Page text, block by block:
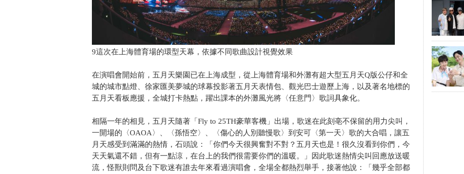
9這次在上海體育場的環型天幕，依據不同歌曲設計視覺效果
在演唱會開始前，五月天樂園已在上海成型，從上海體育場和外灘有超大型五月天Q版公仔和全
城的城市點燈、徐家匯美夢城的球幕投影著五月天表情包、觀光巴士遊歷上海，以及著名地標的
五月天看板應援，全城打卡熱點，躍出課本的外灘風光將〈任意門〉歌詞具象化。
相隔一年的相見，五月天隨著「Fly to 25TH豪華客機」出場，歌迷在此刻亳不保留的用力尖叫，
一開場的〈OAOA〉、〈孫悟空〉、〈傷心的人別聽慢歌〉到安可〈第一天〉歌的大合唱，讓五
月天感受到滿滿的熱情，石頭說：「你們今天很興奮對不對？五月天也是！很久沒看到你們，今
天天氣還不錯，但有一點涼，在台上的我們很需要你們的溫暖。」因此歌迷熱情尖叫回應放送暖
流，怪獸則問及台下歌迷有誰去年來看過演唱會，全場全都熱烈舉手，接著他說：「幾乎全部都